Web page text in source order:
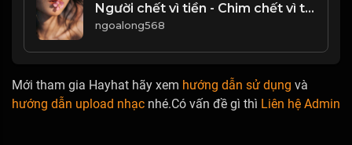
Người chết vì tiền - Chim chết vì tiền! Đạo
ngoalong568
Mới tham gia Hayhat hãy xem hướng dẫn sử dụng và
hướng dẫn upload nhạc nhé.Có vấn đề gì thì Liên hệ Admin